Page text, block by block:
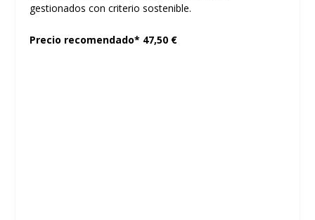
gestionados con criterio sostenible.
Precio recomendado* 47,50 €